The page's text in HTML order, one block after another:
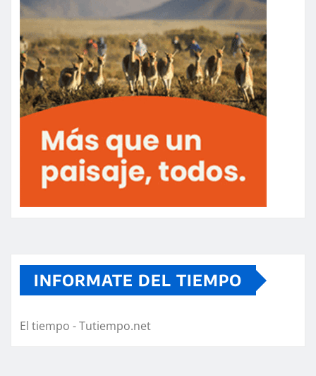
INFORMATE DEL TIEMPO
El tiempo - Tutiempo.net